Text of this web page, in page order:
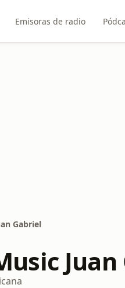
Emisoras de radio
Gabriel